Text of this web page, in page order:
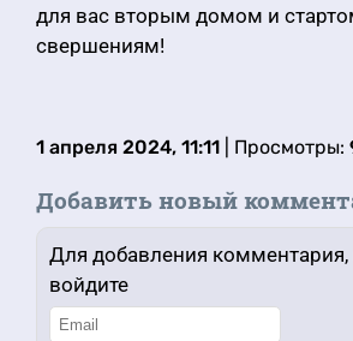
для вас вторым домом и
свершениям!
1 апреля 2024, 11:11 | Просмотры:
Добавить новый
Для добавления комментария,
войдите